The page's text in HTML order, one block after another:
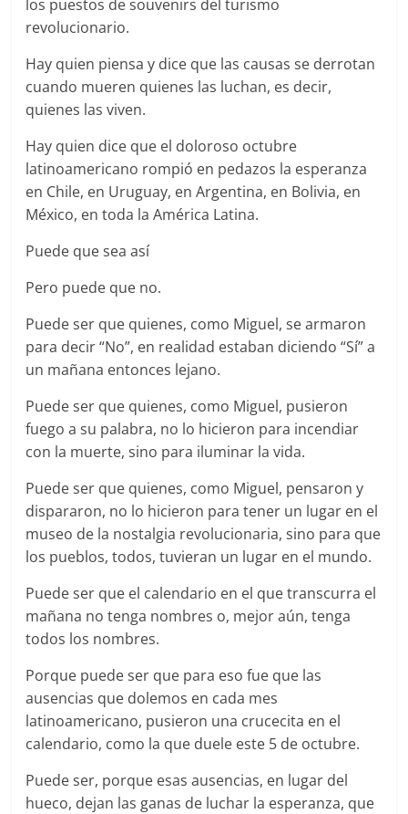
los puestos de souvenirs del turismo
revolucionario.
Hay quien piensa y dice que las causas se derrotan
cuando mueren quienes las luchan, es decir,
quienes las viven.
Hay quien dice que el doloroso octubre
latinoamericano rompió en pedazos la esperanza
en Chile, en Uruguay, en Argentina, en Bolivia, en
México, en toda la América Latina.
Puede que sea así
Pero puede que no.
Puede ser que quienes, como Miguel, se armaron
para decir “No”, en realidad estaban diciendo “Sí” a
un mañana entonces lejano.
Puede ser que quienes, como Miguel, pusieron
fuego a su palabra, no lo hicieron para incendiar
con la muerte, sino para iluminar la vida.
Puede ser que quienes, como Miguel, pensaron y
dispararon, no lo hicieron para tener un lugar en el
museo de la nostalgia revolucionaria, sino para que
los pueblos, todos, tuvieran un lugar en el mundo.
Puede ser que el calendario en el que transcurra el
mañana no tenga nombres o, mejor aún, tenga
todos los nombres.
Porque puede ser que para eso fue que las
ausencias que dolemos en cada mes
latinoamericano, pusieron una crucecita en el
calendario, como la que duele este 5 de octubre.
Puede ser, porque esas ausencias, en lugar del
hueco, dejan las ganas de luchar la esperanza, que